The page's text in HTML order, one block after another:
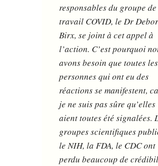
responsables du groupe de
travail COVID, le Dr
Birx, se joint à cet appel à
l’action. C’est pourquoi
avons besoin que toutes les
personnes qui ont eu des
réactions se manifestent,
je ne suis pas sûre qu’elles
aient toutes été signalées.
groupes scientifiques
le NIH, la FDA, le CDC ont
perdu beaucoup de